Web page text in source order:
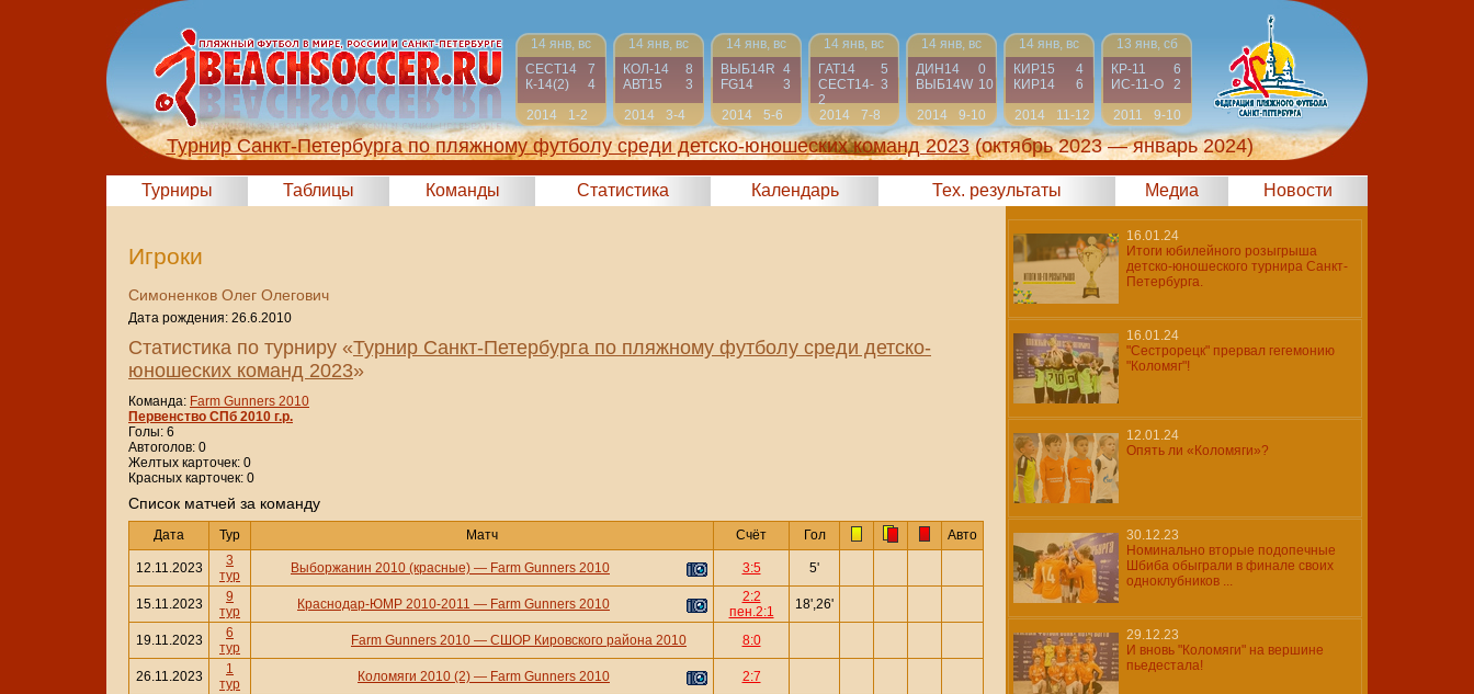
14 янв, вс
СЕСТ14
7
К-14(2)
4
2014
1-2
14 янв, вс
КОЛ-14
8
АВТ15
3
2014
3-4
14 янв, вс
ВЫБ14R 4
FG14
3
2014
5-6
14 янв, вс
ГАТ14
5
СЕСТ14-
2
3
2014
7-8
14 янв, вс
ДИН14
0
ВЫБ14W 10
2014
9-10
14 янв, вс
КИР15
4
КИР14
6
2014
11-12
13 янв, сб
КР-11
6
ИС-11-О
2
2011
9-10
Турнир Санкт-Петербурга по пляжному футболу среди детско-юношеских команд 2023 (октябрь 2023 — январь 2024)
Турниры Таблицы Команды Статистика Календарь Тех. результаты Медиа Новости
Игроки
Симоненков Олег Олегович
Дата рождения: 26.6.2010
Статистика по турниру «Турнир Санкт-Петербурга по пляжному футболу среди детско-
юношеских команд 2023»
Команда: Farm Gunners 2010
Первенство СПб 2010 г.р.
Голы: 6
Автоголов: 0
Желтых карточек: 0
Красных карточек: 0
Cписок матчей за команду
Дата Тур Матч Счёт Гол Авто
12.11.2023
3
тур
Выборжанин 2010 (красные) — Farm Gunners 2010 3:5 5'
15.11.2023
9
тур
Краснодар-ЮМР 2010-2011 — Farm Gunners 2010
2:2
пен.2:1
18',26'
19.11.2023
6
тур
Farm Gunners 2010 — СШОР Кировского района 2010 8:0
26.11.2023
1
тур
Коломяги 2010 (2) — Farm Gunners 2010 2:7
16.01.24
Итоги юбилейного розыгрыша
детско-юношеского турнира Санкт-
Петербурга.
16.01.24
"Сестрорецк" прервал гегемонию
"Коломяг"!
12.01.24
Опять ли «Коломяги»?
30.12.23
Номинально вторые подопечные
Шбиба обыграли в финале своих
одноклубников ...
29.12.23
И вновь "Коломяги" на вершине
пьедестала!